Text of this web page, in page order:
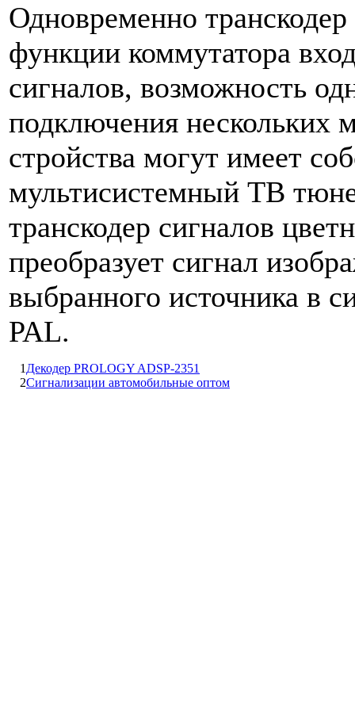
Одновременно
функции коммутатора
сигналов, возможность
подключения нескольких
стройства могут имеет
мультисистемный ТВ
транскодер сигналов
преобразует сигнал
выбранного источника в
PAL.
1 Декодер PROLOGY ADSP-2351
2Сигнализации автомобильные оптом